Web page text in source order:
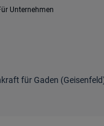
Unternehmen
für Gaden